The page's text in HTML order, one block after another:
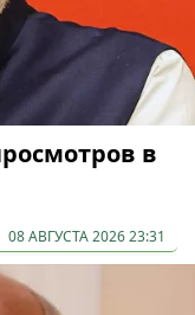
в
08 АВГУСТА 2026 23:31